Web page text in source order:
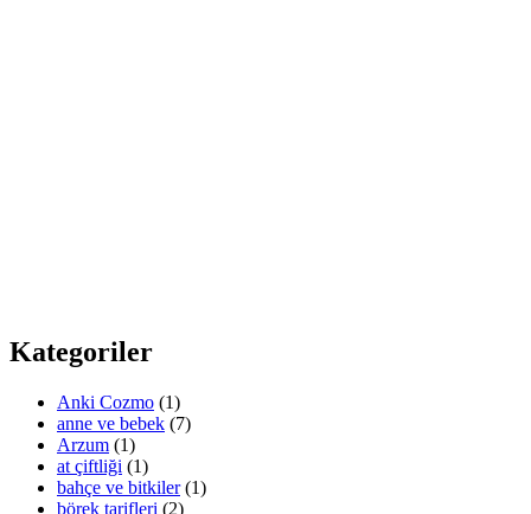
Kategoriler
Anki Cozmo (1)
anne ve bebek (7)
Arzum (1)
at çiftliği (1)
bahçe ve bitkiler(1)
börek tarifleri (2)